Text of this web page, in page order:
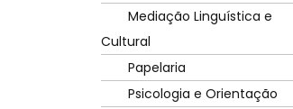
Mediação Linguística e
Cultural
Papelaria
Psicologia e Orientação